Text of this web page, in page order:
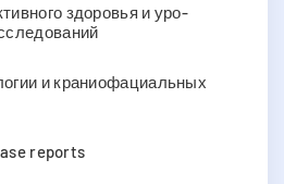
здоровья и уро-
и краниофациальных
reports